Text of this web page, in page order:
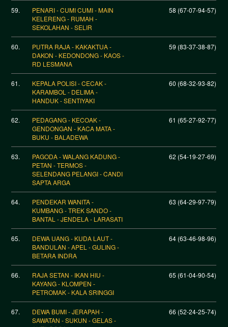
59.
PENARI - CUMI CUMI - MAIN
KELERENG - RUMAH -
SEKOLAHAN - SELIR
58 (67-07-94-57)
60.
PUTRA RAJA - KAKAKTUA -
DAKON - KEDONDONG - KAOS -
RD LESMANA
59 (83-37-38-87)
61.
KEPALA POLISI - CECAK -
KARAMBOL - DELIMA -
HANDUK - SENTIYAKI
60 (68-32-93-82)
62.
PEDAGANG - KECOAK -
GENDONGAN - KACA MATA -
BUKU - BALADEWA
61 (65-27-92-77)
63.
PAGODA - WALANG KADUNG -
PETAN - TERMOS -
SELENDANG PELANGI - CANDI
SAPTA ARGA
62 (54-19-27-69)
64.
PENDEKAR WANITA -
KUMBANG - TREK SANDO -
BANTAL - JENDELA - LARASATI
63 (64-29-97-79)
65.
DEWA UANG - KUDA LAUT -
BANDULAN - APEL - GULING -
BETARA INDRA
64 (63-46-98-96)
66.
RAJA SETAN - IKAN HIU -
KAYANG - KLOMPEN -
PETROMAK - KALA SRINGGI
65 (61-04-90-54)
67.
DEWA BUMI - JERAPAH -
SAWATAN - SUKUN - GELAS -
66 (52-24-25-74)